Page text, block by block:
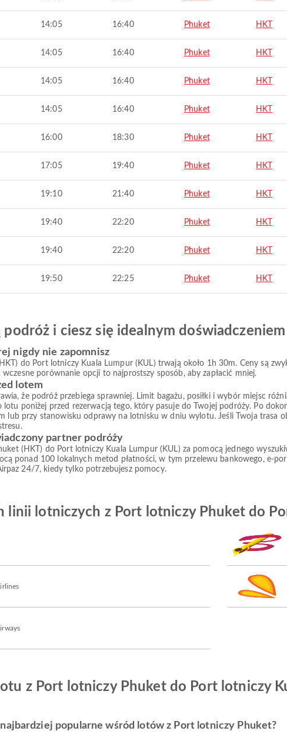
14:05 16:40 Phuket HKT
14:05 16:40 Phuket HKT
14:05 16:40 Phuket HKT
14:05 16:40 Phuket HKT
16:00 18:30 Phuket HKT
17:05 19:40 Phuket HKT
19:10 21:40 Phuket HKT
19:40 22:20 Phuket HKT
19:40 22:20 Phuket HKT
19:50 22:25 Phuket HKT
podróż i ciesz się idealnym
nigdy nie zapomnisz
do Port lotniczy Kuala Lumpur (KUL) trwają około 1h 30m. Ceny są
porównanie opcji to najprostszy sposób, aby zapłacić mniej.
lotem
że podróż przebiega sprawniej. Limit bagażu, posiłki i wybór miejsc
lotu poniżej przed rezerwacją tego, który pasuje do Twojej podróży. Po
lub przy stanowisku odprawy na lotnisku w dniu wylotu. Jeśli Twoja trasa
partner podróży
(HKT) do Port lotniczy Kuala Lumpur (KUL) za pomocą jednego
ponad 100 lokalnych metod płatności, w tym przelewu bankowego, e-
24/7, kiedy tylko potrzebujesz pomocy.
linii lotniczych z Port lotniczy Phuket do
z Port lotniczy Phuket do Port lotniczy
popularne wśród lotów z Port lotniczy Phuket?